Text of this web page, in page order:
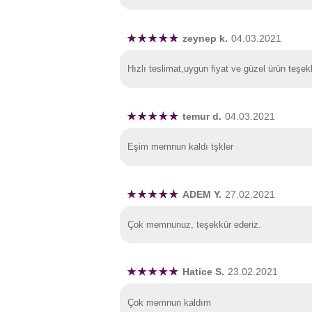
zeynep k. 04.03.2021
Hızlı teslimat,uygun fiyat ve güzel ürün
temur d. 04.03.2021
Eşim memnun kaldı tşkler
ADEM Y. 27.02.2021
Çok memnunuz, teşekkür ederiz.
Hatice S. 23.02.2021
Çok memnun kaldım